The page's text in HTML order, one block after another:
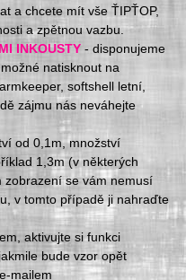
a chcete mít vše ŤIPŤOP,
a zpětnou vazbu.
INKOUSTY - disponujeme
natisknout na
softshell letní,
zájmu nás neváhejte
od 0,1m, množství
1,3m (v některých
se vám nemusí
v tomto případě ji nahraďte
aktivujte si funkci
bude vzor opět
mailem